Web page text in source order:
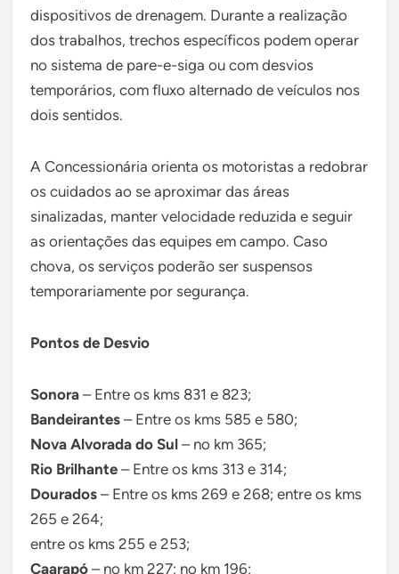
dispositivos de drenagem. Durante a realização
dos trabalhos, trechos específicos podem operar
no sistema de pare-e-siga ou com desvios
temporários, com fluxo alternado de veículos nos
dois sentidos.
A Concessionária orienta os motoristas a redobrar
os cuidados ao se aproximar das áreas
sinalizadas, manter velocidade reduzida e seguir
as orientações das equipes em campo. Caso
chova, os serviços poderão ser suspensos
temporariamente por segurança.
Pontos de Desvio
Sonora – Entre os kms 831 e 823;
Bandeirantes – Entre os kms 585 e 580;
Nova Alvorada do Sul – no km 365;
Rio Brilhante – Entre os kms 313 e 314;
Dourados – Entre os kms 269 e 268; entre os kms
265 e 264;
entre os kms 255 e 253;
Caarapó – no km 227; no km 196;